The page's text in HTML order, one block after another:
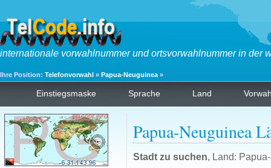
internationale vorwahlnummer und ortsvorwahlnummer in der
Ihre Position: Telefonvorwahl » Papua-Neuguinea »
Einstiegsmaske Sprache Land
Papua-Neuguinea
Stadt zu suchen, Land: